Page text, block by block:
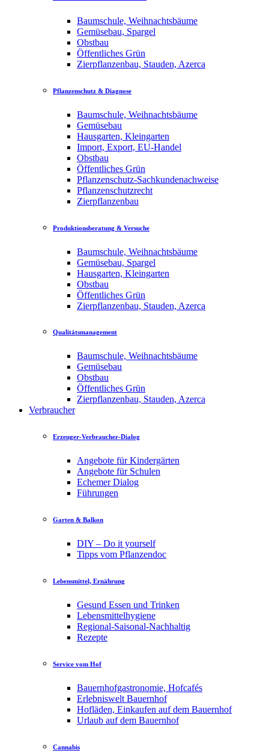
Baumschule, Weihnachtsbäume
Gemüsebau, Spargel
Obstbau
Öffentliches Grün
Zierpflanzenbau, Stauden, Azerca
Pflanzenschutz & Diagnose
Baumschule, Weihnachtsbäume
Gemüsebau
Hausgarten, Kleingarten
Import, Export, EU-Handel
Obstbau
Öffentliches Grün
Pflanzenschutz-Sachkundenachweise
Pflanzenschutzrecht
Zierpflanzenbau
Produktionsberatung & Versuche
Baumschule, Weihnachtsbäume
Gemüsebau, Spargel
Hausgarten, Kleingarten
Obstbau
Öffentliches Grün
Zierpflanzenbau, Stauden, Azerca
Qualitätsmanagement
Baumschule, Weihnachtsbäume
Gemüsebau
Obstbau
Öffentliches Grün
Zierpflanzenbau, Stauden, Azerca
Verbraucher
Erzeuger-Verbraucher-Dialog
Angebote für Kindergärten
Angebote für Schulen
Echemer Dialog
Führungen
Garten & Balkon
DIY – Do it yourself
Tipps vom Pflanzendoc
Lebensmittel, Ernährung
Gesund Essen und Trinken
Lebensmittelhygiene
Regional-Saisonal-Nachhaltig
Rezepte
Service vom Hof
Bauernhofgastronomie, Hofcafés
Erlebniswelt Bauernhof
Hofläden, Einkaufen auf dem Bauernhof
Urlaub auf dem Bauernhof
Cannabis